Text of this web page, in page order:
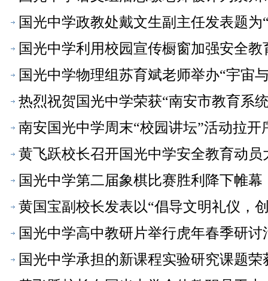
国光中学政教处戴文生副主任发表题
【母校之声】
国光中学利用校园宣传橱窗加强安全
国光中学物理组苏育斌老师举办“宇宙
热烈祝贺国光中学荣获“南安市教育系
南安国光中学周末“校园讲坛”活动拉开
黄飞跃校长召开国光中学安全教育动员
国光中学第二届象棋比赛胜利降下帷幕
黄国宝副校长发表以“倡导文明礼仪，
声】
国光中学高中教研片举行虎年春季研
国光中学承担的新课程实验研究课题